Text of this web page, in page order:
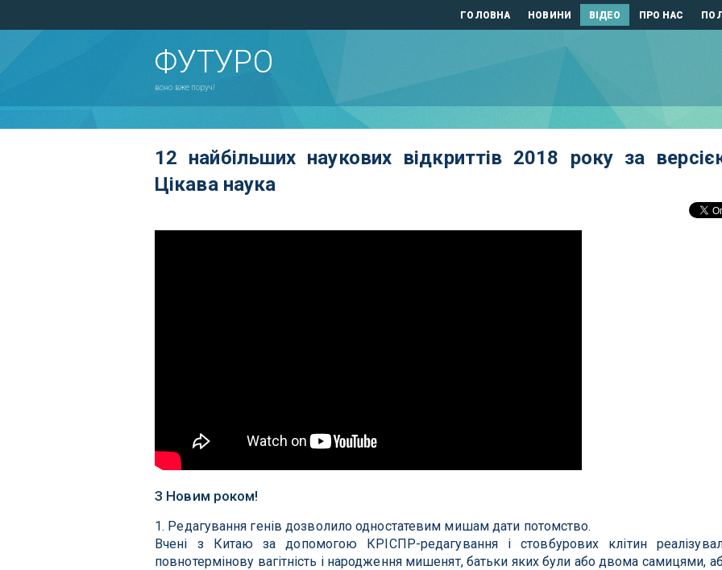
ГОЛОВНА НОВИНИ ВІДЕО ПРО НАС
ФУТУРО
воно вже поруч!
12 найбільших наукових відкриттів 2018 року за
Цікава наука
З Новим роком!
1. Редагування генів дозволило одностатевим мишам дати потомство.
Вчені з Китаю за допомогою КРІСПР-редагування і стовбурових клітин
повнотермінову вагітність і народження мишенят, батьки яких були або двома самицями,